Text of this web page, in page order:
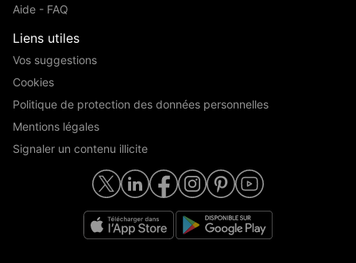
Aide - FAQ
Liens utiles
Vos suggestions
Cookies
Politique de protection des données personnelles
Mentions légales
Signaler un contenu illicite